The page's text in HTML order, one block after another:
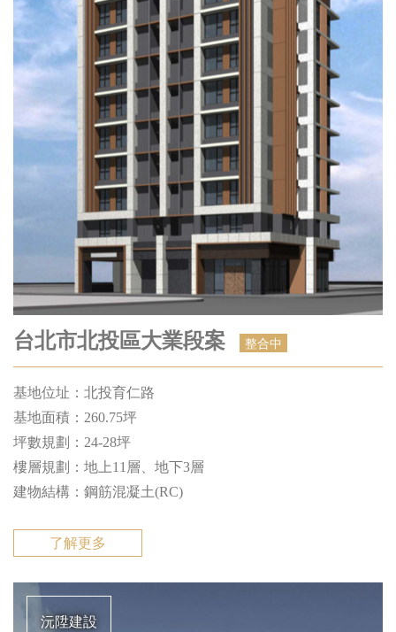
台北市北投區大業段案 整合中
基地位址：北投育仁路
基地⾯積：260.75坪
坪數規劃：24-28坪
樓層規劃：地上11層、地下3層
建物結構：鋼筋混凝⼟(RC)
了解更多
沅陞建設